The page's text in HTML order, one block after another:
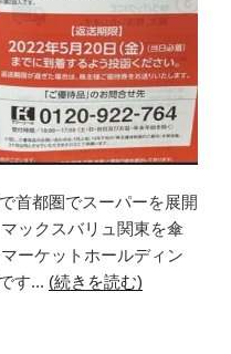
首都圏でスーパーを展開
ックスバリュ関東を傘
ーケットホールディン
す... (続きを読む)